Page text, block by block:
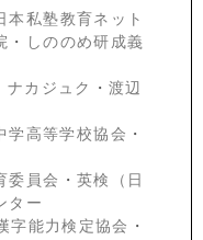
本私塾教育ネット
・
しののめ研成義
ナカジュク ・ 渡辺
学高等学校協会 ・
委員会 ・ 英検（日
ター
字能力検定協会 ・